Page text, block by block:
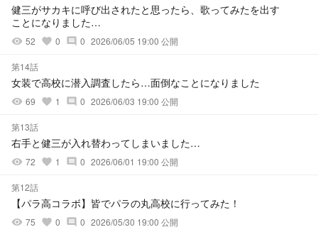
健三がサカキに呼び出されたと思ったら、歌ってみたを出す
ことになりました…
visibility 52 favorite 0 comment 0 2026/06/05 19:00 公開
第14話
女装で高校に潜入調査したら…面倒なことになりました
visibility 69 favorite 1 comment 0 2026/06/03 19:00 公開
第13話
右手と健三が入れ替わってしまいました…
visibility 72 favorite 1 comment 0 2026/06/01 19:00 公開
第12話
【パラ高コラボ】皆でパラの丸高校に行ってみた！
visibility 75 favorite 0 comment 0 2026/05/30 19:00 公開